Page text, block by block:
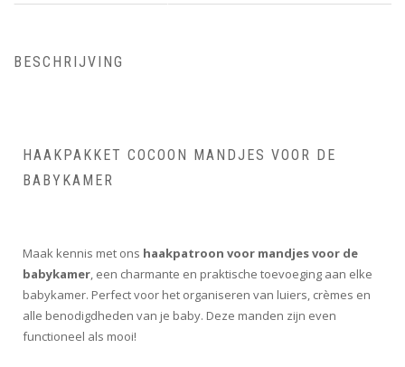
BESCHRIJVING
HAAKPAKKET COCOON MANDJES VOOR DE
BABYKAMER
Maak kennis met ons haakpatroon voor mandjes voor de
babykamer, een charmante en praktische toevoeging aan elke
babykamer. Perfect voor het organiseren van luiers, crèmes en
alle benodigdheden van je baby. Deze manden zijn even
functioneel als mooi!